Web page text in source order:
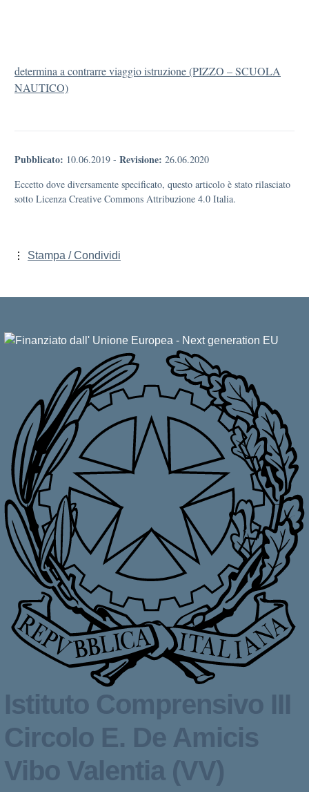
determina a contrarre viaggio istruzione (PIZZO – SCUOLA
NAUTICO)
Pubblicato: 10.06.2019 - Revisione: 26.06.2020
Eccetto dove diversamente specificato, questo articolo è stato rilasciato
sotto Licenza Creative Commons Attribuzione 4.0 Italia.
Stampa / Condividi
Istituto Comprensivo III
Circolo E. De Amicis
Vibo Valentia (VV)